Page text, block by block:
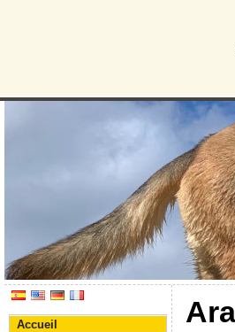
Protectora
Association pour la
Accueil